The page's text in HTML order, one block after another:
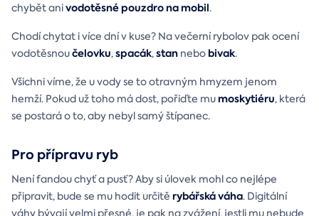
chybět anivodotěsnépouzdro na mobil.
Chodí chytat i více dní v kuse? Na večerní rybolov pak ocení
vodotěsnoučelovku,spacák,stan nebobivak.
Všichni víme, že u vody se to otravným hmyzem jenom
hemží. Pokud už toho má dost, pořiďte mumoskytiéru, která
se postará o to, aby nebyl samý štípanec.
Pro přípravu ryb
Není fandou chyť a pusť? Aby si úlovek mohl co nejlépe
připravit, bude se mu hodit určitě rybářskáváha. Digitální
váhy bývají velmi přesné, je pak na zvážení, jestli mu nebude